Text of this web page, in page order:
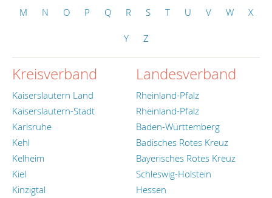
M N O P Q R S T U V W X
Y Z
Kreisverband Landesverband
Kaiserslautern Land
Rheinland-Pfalz
Kaiserslautern-Stadt
Rheinland-Pfalz
Karlsruhe
Baden-Württemberg
Kehl
Badisches Rotes Kreuz
Kelheim
Bayerisches Rotes Kreuz
Kiel
Schleswig-Holstein
Kinzigtal
Hessen